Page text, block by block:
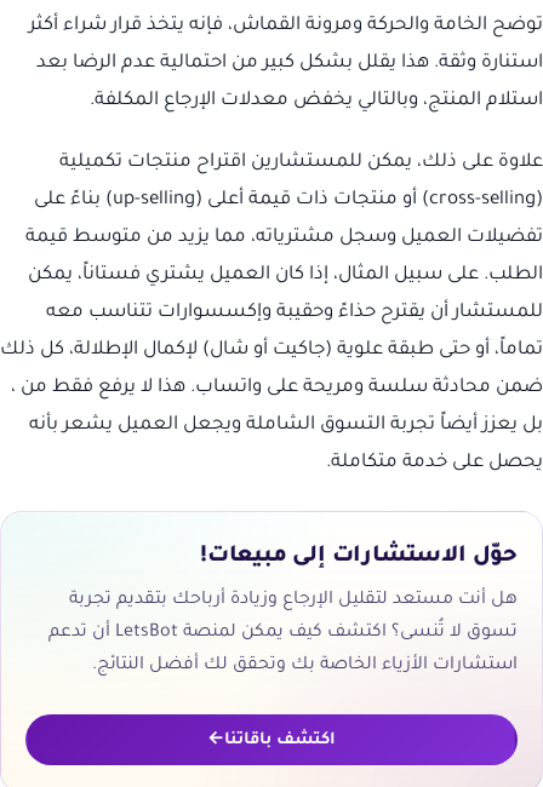
توضح الخامة والحركة ومرونة القماش، فإنه يتخذ قرار شراء أكثر
استنارة وثقة. هذا يقلل بشكل كبير من احتمالية عدم الرضا بعد
استلام المنتج، وبالتالي يخفض معدلات الإرجاع المكلفة.
علاوة على ذلك، يمكن للمستشارين اقتراح منتجات تكميلية
(cross-selling) أو منتجات ذات قيمة أعلى (up-selling) بناءً على
تفضيلات العميل وسجل مشترياته، مما يزيد من متوسط قيمة
الطلب. على سبيل المثال، إذا كان العميل يشتري فستاناً، يمكن
للمستشار أن يقترح حذاءً وحقيبة وإكسسوارات تتناسب معه
تماماً، أو حتى طبقة علوية (جاكيت أو شال) لإكمال الإطلالة، كل ذلك
ضمن محادثة سلسة ومريحة على واتساب. هذا لا يرفع فقط من ،
بل يعزز أيضاً تجربة التسوق الشاملة ويجعل العميل يشعر بأنه
يحصل على خدمة متكاملة.
حوّل الاستشارات إلى مبيعات!
هل أنت مستعد لتقليل الإرجاع وزيادة أرباحك بتقديم تجربة
تسوق لا تُنسى؟ اكتشف كيف يمكن لمنصة LetsBot أن تدعم
استشارات الأزياء الخاصة بك وتحقق لك أفضل النتائج.
اكتشف باقاتنا